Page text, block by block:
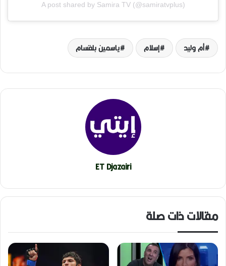
A post shared by Samira TV (@samiratvplus)
أم وليد إسلام ياسمين بلقسام
ET Djazairi
مقالات ذات صلة